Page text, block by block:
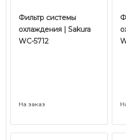
Фильтр системы
охлаждения | Sakura
WC-5712
На заказ